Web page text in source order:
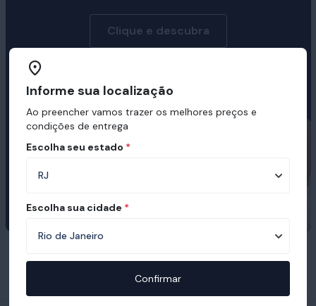
Clique e descubra
Ortobom
Informe sua localização
Ao preencher vamos trazer os melhores preços e
condições de entrega
Escolha seu estado *
Escolha sua cidade *
Confirmar